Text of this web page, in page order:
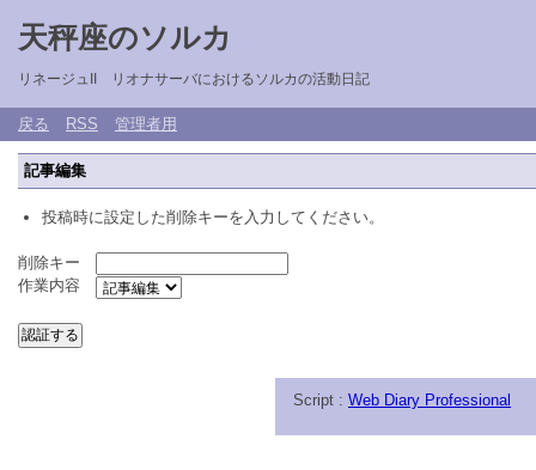
天秤座のソルカ
リネージュII リオナサーバにおけるソルカの活動日記
戻る RSS 管理者用
記事編集
投稿時に設定した削除キーを入力してください。
削除キー
作業内容
Script : Web Diary Professional